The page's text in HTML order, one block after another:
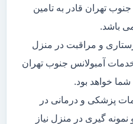
تهران قادر به تامین
باشد.
و مراقبت در منزل
آمبولانس جنوب تهران
شما خواهد بود.
پزشکی و درمانی در
گیری در منزل نیاز